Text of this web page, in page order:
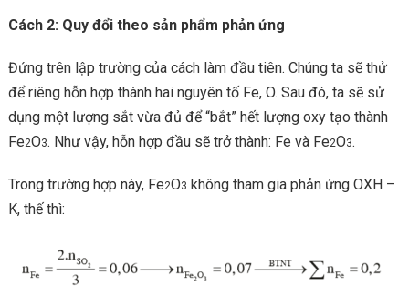
Cách 2: Quy đổi theo sản phẩm phản ứng
Đứng trên lập trường của cách làm đầu tiên. Chúng ta sẽ thử
để riêng hỗn hợp thành hai nguyên tố Fe, O. Sau đó, ta sẽ sử
dụng một lượng sắt vừa đủ để “bắt” hết lượng oxy tạo thành
Fe2O3. Như vậy, hỗn hợp đầu sẽ trở thành: Fe và Fe2O3.
Trong trường hợp này, Fe2O3 không tham gia phản ứng OXH –
K, thế thì: